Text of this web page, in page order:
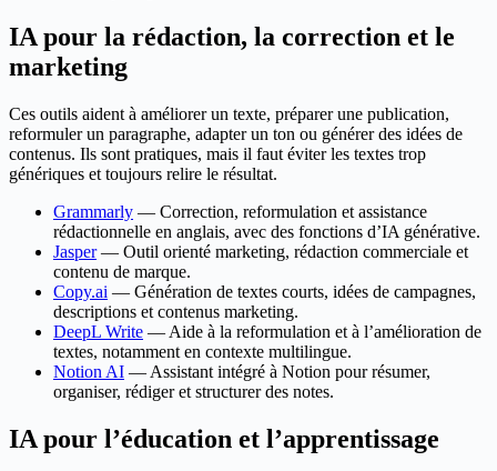
IA pour la rédaction, la correction et le
marketing
Ces outils aident à améliorer un texte, préparer une publication,
reformuler un paragraphe, adapter un ton ou générer des idées de
contenus. Ils sont pratiques, mais il faut éviter les textes trop
génériques et toujours relire le résultat.
Grammarly — Correction, reformulation et assistance
rédactionnelle en anglais, avec des fonctions d’IA générative.
Jasper— Outil orienté marketing, rédaction commerciale et
contenu de marque.
Copy.ai — Génération de textes courts, idées de campagnes,
descriptions et contenus marketing.
DeepL Write — Aide à la reformulation et à l’amélioration de
textes, notamment en contexte multilingue.
Notion AI — Assistant intégré à Notion pour résumer,
organiser, rédiger et structurer des notes.
IA pour l’éducation et l’apprentissage